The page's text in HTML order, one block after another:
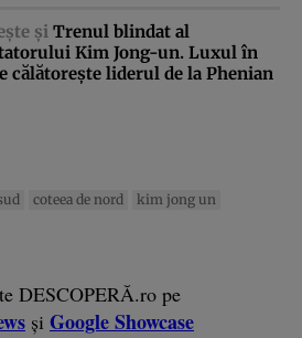
şi Trenul blindat al
Kim Jong-un. Luxul în
călătoreşte liderul de la Phenian
coteea de nord
kim jong un
DESCOPERĂ.ro pe
și Google Showcase